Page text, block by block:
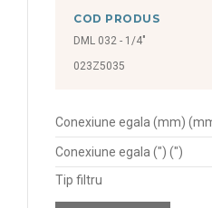
COD PRODUS
DML 032 - 1/4"
023Z5035
Conexiune egala (mm)
Conexiune egala (") (")
Tip filtru